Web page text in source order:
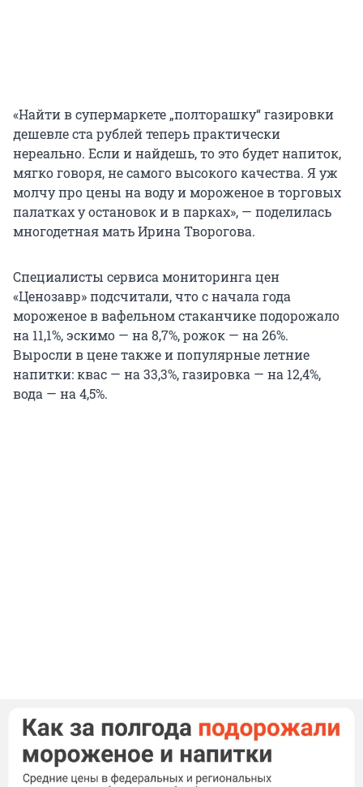
«Найти в супермаркете „полторашку“ газировки
дешевле ста рублей теперь практически
нереально. Если и найдешь, то это будет напиток,
мягко говоря, не самого высокого качества. Я уж
молчу про цены на воду и мороженое в торговых
палатках у остановок и в парках», — поделилась
многодетная мать Ирина Творогова.
Специалисты сервиса мониторинга цен
«Ценозавр» подсчитали, что с начала года
мороженое в вафельном стаканчике подорожало
на 11,1%, эскимо — на 8,7%, рожок — на 26%.
Выросли в цене также и популярные летние
напитки: квас — на 33,3%, газировка — на 12,4%,
вода — на 4,5%.